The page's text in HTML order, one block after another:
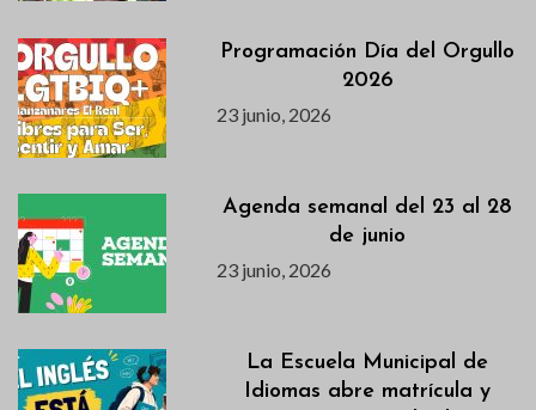
Programación Día del Orgullo
2026
23 junio, 2026
Agenda semanal del 23 al 28
de junio
23 junio, 2026
La Escuela Municipal de
Idiomas abre matrícula y